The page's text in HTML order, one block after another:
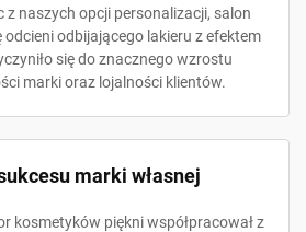
z naszych opcji personalizacji, salon
odcieni odbijającego lakieru z efektem
się do znacznego wzrostu
marki oraz lojalności klientów.
marki własnej
kosmetyków piękni współpracował z